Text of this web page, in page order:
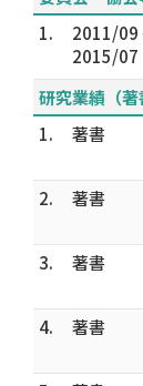
1.
2011/09
2015/07
研究業績（著
1.
著書
2.
著書
3.
著書
4.
著書